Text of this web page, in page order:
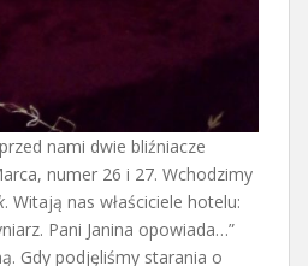
nami dwie bliźniacze
numer 26 i 27. Wchodzimy
. Witają nas właściciele hotelu:
Pani Janina opowiada…”
Gdy podjęliśmy starania o